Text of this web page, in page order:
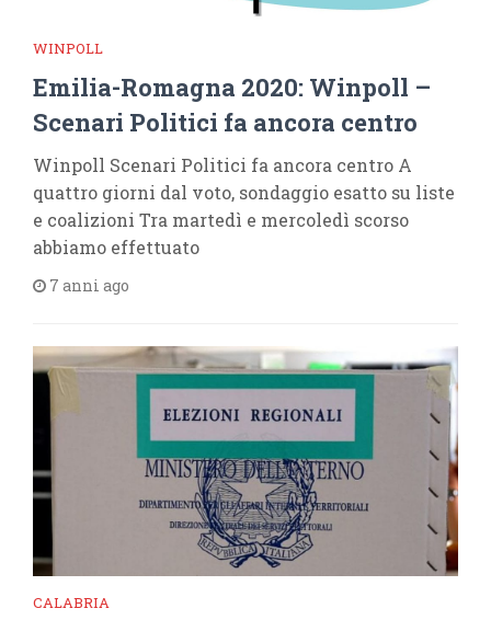
WINPOLL
Emilia-Romagna 2020: Winpoll –
Scenari Politici fa ancora centro
Winpoll Scenari Politici fa ancora centro A
quattro giorni dal voto, sondaggio esatto su liste
e coalizioni Tra martedì e mercoledì scorso
abbiamo effettuato
7 anni ago
CALABRIA